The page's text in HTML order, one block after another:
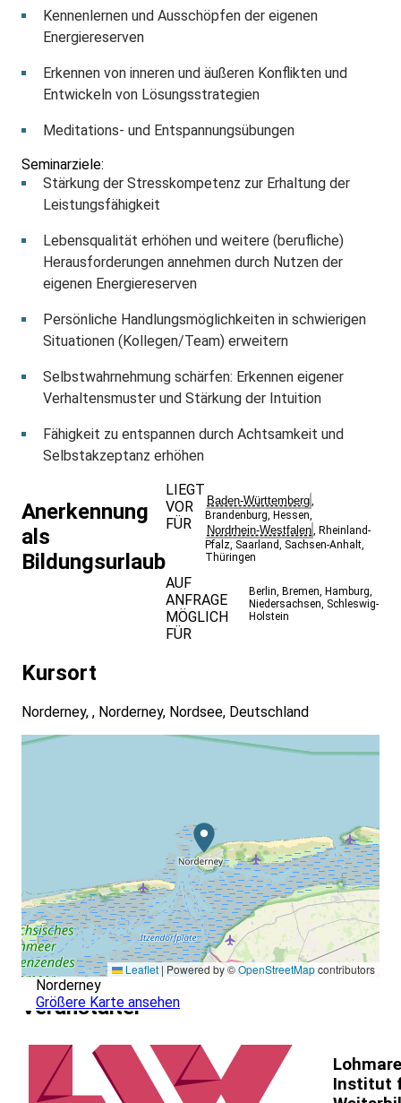
Kennenlernen und Ausschöpfen der eigenen
Energiereserven
Erkennen von inneren und äußeren Konflikten und
Entwickeln von Lösungsstrategien
Meditations- und Entspannungsübungen
Seminarziele:
Stärkung der Stresskompetenz zur Erhaltung der
Leistungsfähigkeit
Lebensqualität erhöhen und weitere (berufliche)
Herausforderungen annehmen durch Nutzen der
eigenen Energiereserven
Persönliche Handlungsmöglichkeiten in schwierigen
Situationen (Kollegen/Team) erweitern
Selbstwahrnehmung schärfen: Erkennen eigener
Verhaltensmuster und Stärkung der Intuition
Fähigkeit zu entspannen durch Achtsamkeit und
Selbstakzeptanz erhöhen
Anerkennung
als
Bildungsurlaub
LIEGT
VOR
FÜR
Baden-Württemberg,
Brandenburg, Hessen,
Nordrhein-Westfalen, Rheinland-
Pfalz, Saarland, Sachsen-Anhalt,
Thüringen
AUF
ANFRAGE
MÖGLICH
FÜR
Berlin, Bremen, Hamburg,
Niedersachsen, Schleswig-
Holstein
Kursort
Norderney, , Norderney, Nordsee, Deutschland
Leaflet | Powered by ©OpenStreetMapcontributors
Norderney
Größere Karte ansehen
Veranstalter
Institut